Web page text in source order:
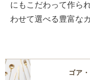
にもこだわって作ら
わせて選べる豊富な
ゴア